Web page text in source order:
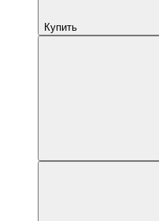
Купить